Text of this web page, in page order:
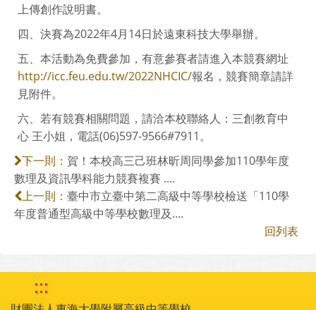
上傳創作說明書。
四、決賽為2022年4月14日於遠東科技大學舉辦。
五、本活動為免費參加，有意參賽者請進入本競賽網址
http://icc.feu.edu.tw/2022NHCIC/報名，競賽簡章請詳
見附件。
六、若有競賽相關問題，請洽本校聯絡人：三創教育中
心 王小姐，電話(06)597-9566#7911。
下一則： 賀！本校高三己班林昕周同學參加110學年度
數理及資訊學科能力競賽複賽 ....
上一則： 臺中市立臺中第二高級中等學校檢送「110學
年度普通型高級中等學校數理及....
回列表
:::